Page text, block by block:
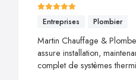
Entreprises Plombier
Martin Chauffage &
assure installation,
complet de systèmes